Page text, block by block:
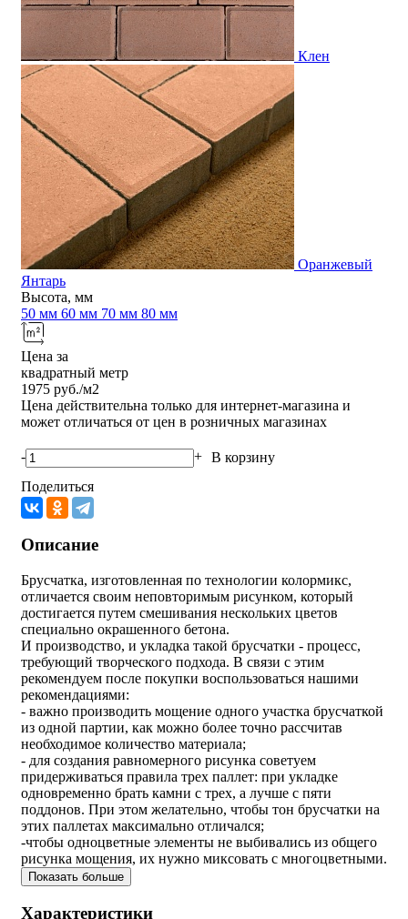
Клен
Оранжевый
Янтарь
Высота, мм
50 мм 60 мм 70 мм 80 мм
Цена за
квадратный метр
1975 руб./м2
Цена действительна только для интернет-магазина и
может отличаться от цен в розничных магазинах
- + В корзину
Поделиться
Описание
Брусчатка, изготовленная по технологии колормикс,
отличается своим неповторимым рисунком, который
достигается путем смешивания нескольких цветов
специально окрашенного бетона.
И производство, и укладка такой брусчатки - процесс,
требующий творческого подхода. В связи с этим
рекомендуем после покупки воспользоваться нашими
рекомендациями:
- важно производить мощение одного участка брусчаткой
из одной партии, как можно более точно рассчитав
необходимое количество материала;
- для создания равномерного рисунка советуем
придерживаться правила трех паллет: при укладке
одновременно брать камни с трех, а лучше с пяти
поддонов. При этом желательно, чтобы тон брусчатки на
этих паллетах максимально отличался;
-чтобы одноцветные элементы не выбивались из общего
рисунка мощения, их нужно миксовать с многоцветными.
Показать больше
Характеристики